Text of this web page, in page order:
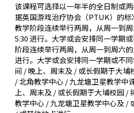
该课程可选择以一年半的全日制或
据英国游戏治疗协会（PTUK）的
教学阶段连续举行两周，从周一到
5:30 进行。大学或会安排同一学期
阶段连续举行两周，从周一到周六的
进行。大学或会安排同一学期或不
间 / 晚上、周末及 / 或长假期于大埔
/ 北角教学中心 / 九龙塘卫星教学中
上、周末及 / 或长假期于大埔校园 /
教学中心 / 九龙塘卫星教学中心及 /